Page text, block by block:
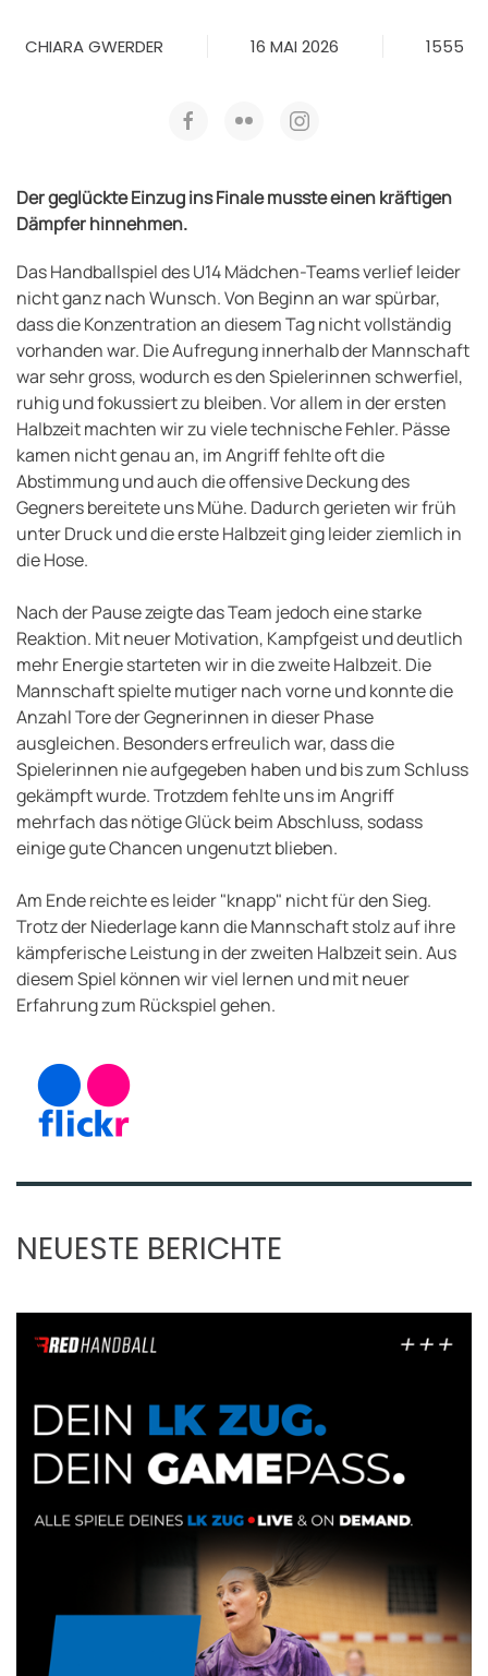
CHIARA GWERDER 16 MAI 2026 1555
Der geglückte Einzug ins Finale musste einen kräftigen
Dämpfer hinnehmen.
Das Handballspiel des U14 Mädchen-Teams verlief leider
nicht ganz nach Wunsch. Von Beginn an war spürbar,
dass die Konzentration an diesem Tag nicht vollständig
vorhanden war. Die Aufregung innerhalb der Mannschaft
war sehr gross, wodurch es den Spielerinnen schwerfiel,
ruhig und fokussiert zu bleiben. Vor allem in der ersten
Halbzeit machten wir zu viele technische Fehler. Pässe
kamen nicht genau an, im Angriff fehlte oft die
Abstimmung und auch die offensive Deckung des
Gegners bereitete uns Mühe. Dadurch gerieten wir früh
unter Druck und die erste Halbzeit ging leider ziemlich in
die Hose.
Nach der Pause zeigte das Team jedoch eine starke
Reaktion. Mit neuer Motivation, Kampfgeist und deutlich
mehr Energie starteten wir in die zweite Halbzeit. Die
Mannschaft spielte mutiger nach vorne und konnte die
Anzahl Tore der Gegnerinnen in dieser Phase
ausgleichen. Besonders erfreulich war, dass die
Spielerinnen nie aufgegeben haben und bis zum Schluss
gekämpft wurde. Trotzdem fehlte uns im Angriff
mehrfach das nötige Glück beim Abschluss, sodass
einige gute Chancen ungenutzt blieben.
Am Ende reichte es leider "knapp" nicht für den Sieg.
Trotz der Niederlage kann die Mannschaft stolz auf ihre
kämpferische Leistung in der zweiten Halbzeit sein. Aus
diesem Spiel können wir viel lernen und mit neuer
Erfahrung zum Rückspiel gehen.
NEUESTE BERICHTE